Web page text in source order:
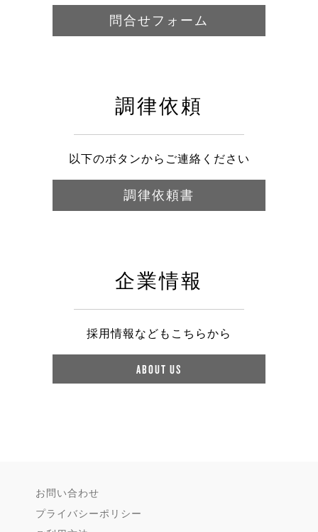
問合せフォーム
調律依頼
以下のボタンからご連絡ください
調律依頼書
企業情報
採用情報などもこちらから
ABOUT US
お問い合わせ
プライバシーポリシー